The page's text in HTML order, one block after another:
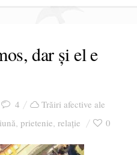
dar și el e
4
Trăiri afective ale
, prietenie, relație 0